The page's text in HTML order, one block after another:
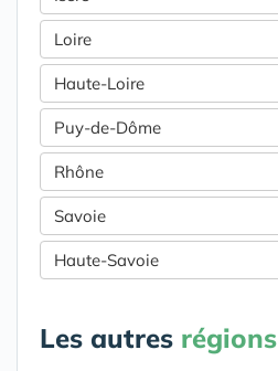
Loire
Haute-Loire
Puy-de-Dôme
Rhône
Savoie
Haute-Savoie
Les autres régions